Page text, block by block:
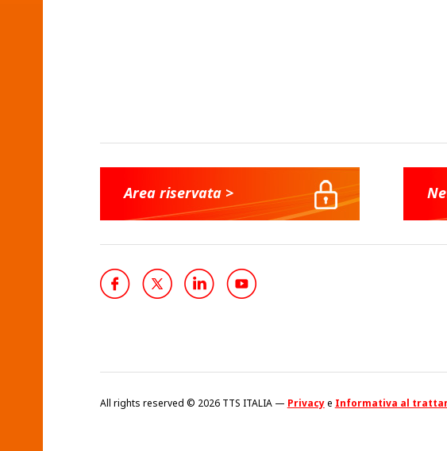
Area riservata >
All rights reserved © 2026 TTS ITALIA — Privacye Informativa al